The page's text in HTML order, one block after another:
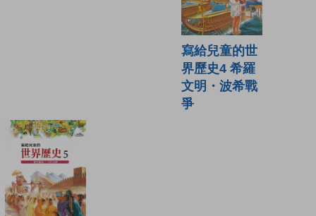
寫給兒童的世
界歷史4 希羅
文明・波希戰
爭